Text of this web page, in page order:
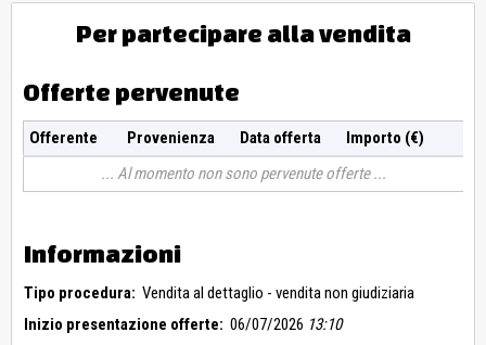
Per partecipare alla vendita
Offerte pervenute
Offerente Provenienza Data offerta
Importo (€)
Al momento non sono pervenute offerte
Informazioni
Tipo procedura: Vendita al dettaglio - vendita non giudiziaria
Inizio presentazione offerte: 06/07/2026 13:10